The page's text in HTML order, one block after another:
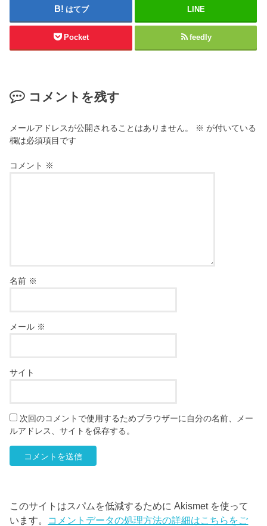
はてブ LINE
Pocket feedly
コメントを残す
メールアドレスが公開されることはありません。 ※ が付いている
欄は必須項目です
コメント ※
名前 ※
メール ※
サイト
次回のコメントで使用するためブラウザーに自分の名前、メー
ルアドレス、サイトを保存する。
このサイトはスパムを低減するために Akismet を使って
います。 コメントデータの処理方法の詳細はこちらをご